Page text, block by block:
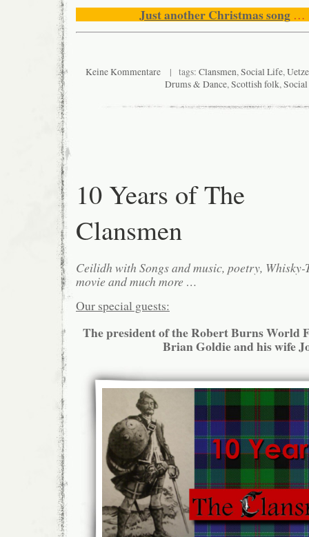
Just another Christmas song…
Keine Kommentare | tags: Clansmen,Social Life,Uetze
Drums & Dance,Scottish folk,
10 Years of The
Clansmen
Ceilidh with Songs and music, poetry, Whisky-
movie and much more …
Our special guests:
The president of the Robert Burns World
Brian Goldie and his wife